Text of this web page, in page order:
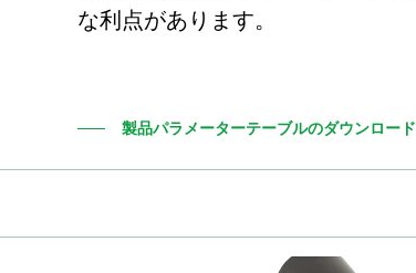
な利点があります。
製品パラメーターテーブルのダウンロード